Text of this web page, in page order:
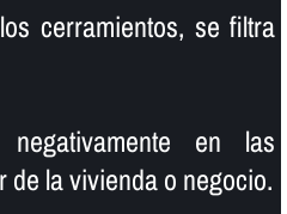
cerramientos, se filtra
en las
la vivienda o negocio.